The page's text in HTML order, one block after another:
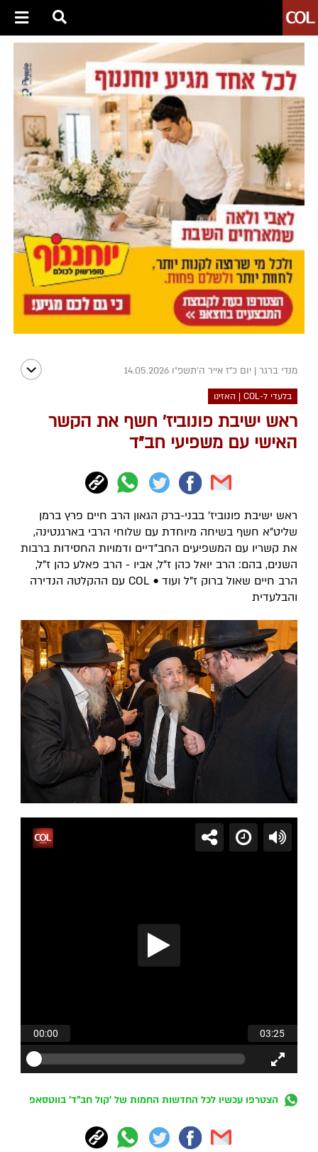
מנדי ברגר | יום כ"ז אייר ה׳תשפ״ו 14.05.2026
בלעדי ל-COL | האזינו
ראש ישיבת פונוביז' חשף את הקשר
האישי עם משפיעי חב"ד
ראש ישיבת פונוביז׳ בבני-ברק הגאון הרב חיים פרץ ברמן
שליט״א חשף בשיחה מיוחדת עם שלוחי הרבי בארגנטינה,
את קשריו עם המשפיעים החב"דיים ודמויות החסידות ברבות
השנים, בהם: הרב יואל כהן ז"ל, אביו - הרב פאלע כהן ז"ל,
הרב חיים שאול ברוק ז"ל ועוד • COL עם ההקלטה הנדירה
והבלעדית
הצטרפו עכשיו לכל החדשות החמות של 'קול חב"ד' בווטסאפ